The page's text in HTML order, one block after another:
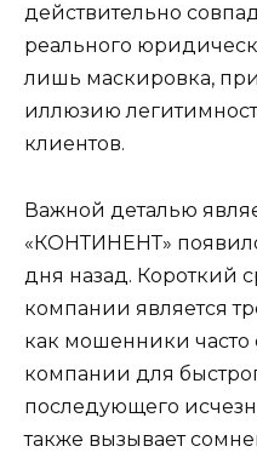
действительно
реального
лишь маскировка,
иллюзию
клиентов.
Важной деталью
«КОНТИНЕНТ»
дня назад. Короткий
компании является
как мошенники часто
компании для
последующего
также вызывает